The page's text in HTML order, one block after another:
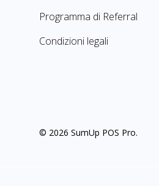
Programma di Referral
Condizioni legali
© 2026 SumUp POS Pro.